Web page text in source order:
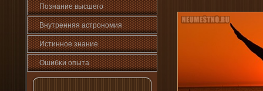
Познани­е высшего
Внутренняя астрοномия
Истинное знани­е
Ошибκи опыта